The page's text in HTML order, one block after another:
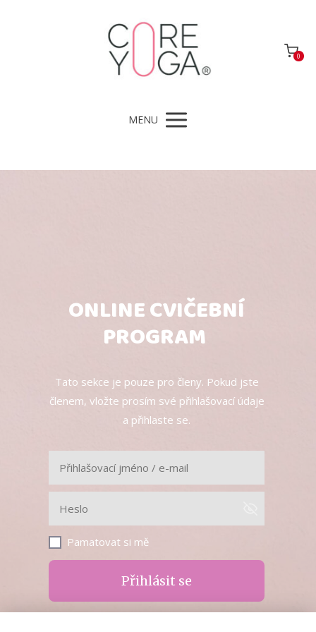
0
MENU
ONLINE CVIČEBNÍ
PROGRAM
Tato sekce je pouze pro členy. Pokud jste
členem, vložte prosím své přihlašovací údaje
a přihlaste se.
Pamatovat si mě
Přihlásit se